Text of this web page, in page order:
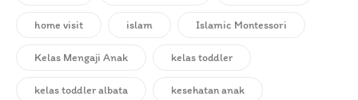
home visit islam Islamic Montessori
Kelas Mengaji Anak kelas toddler
kelas toddler albata kesehatan anak